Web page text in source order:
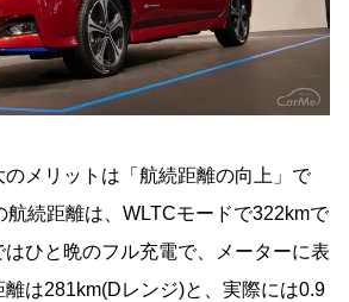
のメリットは「航続距離の向上」で
航続距離は、WLTCモードで322kmで
ひと晩のフル充電で、メーターに表
は281km(Dレンジ)と、実際には0.9